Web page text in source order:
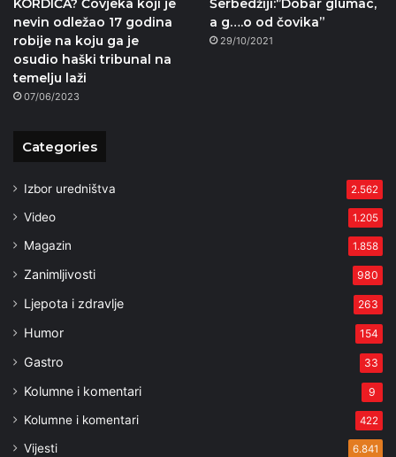
KORDIĆA? Čovjeka koji je
nevin odležao 17 godina
robije na koju ga je
osudio haški tribunal na
temelju laži
07/06/2023
Šerbedžiji:‘’Dobar glumac,
a g….o od čovika”
29/10/2021
Categories
Izbor uredništva 2.562
Video 1.205
Magazin 1.858
Zanimljivosti 980
Ljepota i zdravlje 263
Humor 154
Gastro 33
Kolumne i komentari 9
Kolumne i komentari 422
Vijesti 6.841